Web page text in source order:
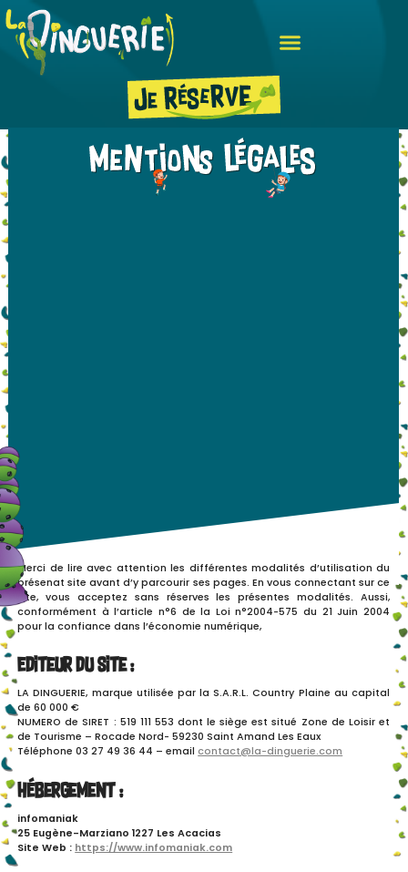
Merci de lire avec attention les différentes modalités d’utilisation du
présenat site avant d’y parcourir ses pages. En vous connectant sur ce
site, vous acceptez sans réserves les présentes modalités. Aussi,
conformément à l’article n°6 de la Loi n°2004-575 du 21 Juin 2004
pour la confiance dans l’économie numérique,
Editeur du Site :
LA DINGUERIE, marque utilisée par la S.A.R.L. Country Plaine au capital
de 60 000 €
NUMERO de SIRET : 519 111 553 dont le siège est situé Zone de Loisir et
de Tourisme – Rocade Nord- 59230 Saint Amand Les Eaux
Téléphone 03 27 49 36 44 – email contact@la-dinguerie.com
Hébergement :
infomaniak
25 Eugène-Marziano 1227 Les Acacias
Site Web : https://www.infomaniak.com